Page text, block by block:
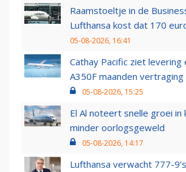
Raamstoeltje in de
Lufthansa kost dat 170
05-08-2026, 16:41
Cathay Pacific ziet levering
A350F maanden
05-08-2026, 15:25
El Al noteert snelle groei in
minder oorlogsgeweld
05-08-2026, 14:17
Lufthansa verwacht 777-